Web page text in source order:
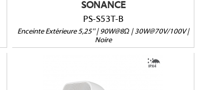
SONANCE
PS-S53T-B
Enceinte Extérieure 5,25'' | 90W@8Ω | 30W@70V/100V |
Noire